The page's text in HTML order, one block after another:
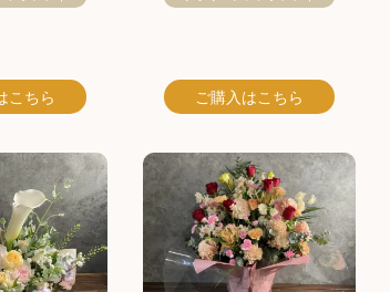
こちら ご購入 はこちら